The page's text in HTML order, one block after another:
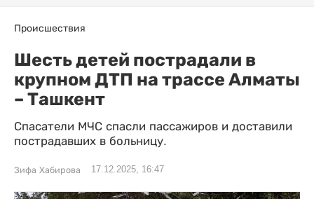
Происшествия
Шесть детей пострадали в
крупном ДТП на трассе Алматы
– Ташкент
Спасатели МЧС спасли пассажиров и доставили
пострадавших в больницу.
Зифа Хабирова 17.12.2025, 16:47